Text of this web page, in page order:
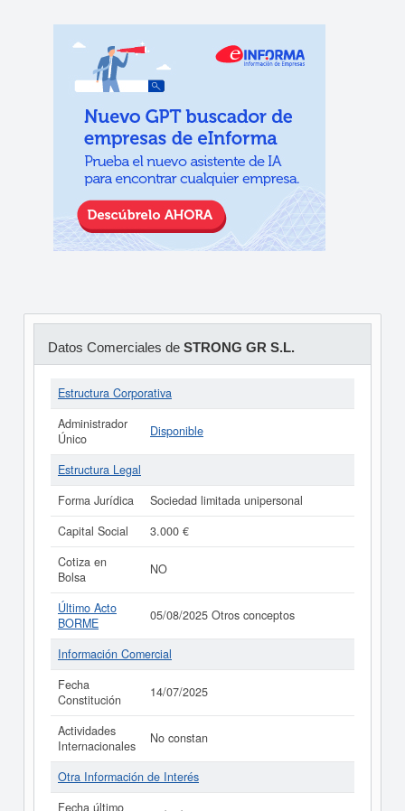
Datos Comerciales de STRONG GR S.L.
Estructura Corporativa
Administrador
Único
Disponible
Estructura Legal
Forma Jurídica
Sociedad limitada unipersonal
Capital Social
3.000 €
Cotiza en
Bolsa
NO
Último Acto
BORME
05/08/2025 Otros conceptos
Información Comercial
Fecha
Constitución
14/07/2025
Actividades
Internacionales
No constan
Otra Información de Interés
Fecha último